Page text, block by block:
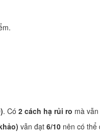
. Có 2 cách hạ rủi ro mà
vẫn đạt 6/10 nên có thể